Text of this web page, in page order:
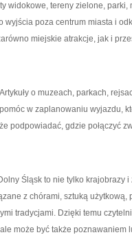
widokowe, tereny zielone, parki,
poza centrum miasta i
miejskie atrakcje, jak i
o muzeach, parkach,
w zaplanowaniu wyjazdu,
podpowiadać, gdzie połączyć
Śląsk to nie tylko krajobrazy
z chórami, sztuką użytkową,
tradycjami. Dzięki temu
może być także poznawaniem